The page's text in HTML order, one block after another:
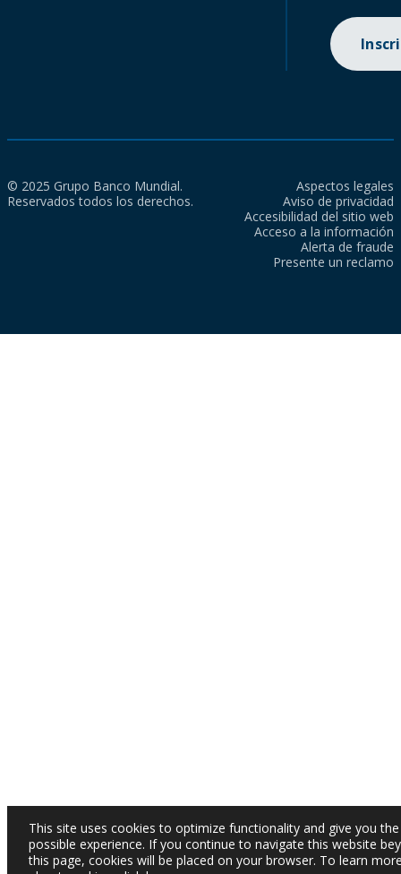
© 2025 Grupo Banco Mundial.
Reservados todos los derechos.
Aspectos legales
Aviso de privacidad
Accesibilidad del sitio web
Acceso a la información
Alerta de fraude
Presente un reclamo
This site uses cookies to optimize functionality and give you
possible experience. If you continue to navigate this website
this page, cookies will be placed on your browser. To learn